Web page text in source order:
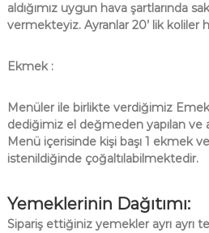
aldığımız uygun hava şartlarında
vermekteyiz. Ayranlar 20’ lik koliler
Ekmek :
Menüler ile birlikte verdiğimiz
dediğimiz el değmeden yapılan ve
Menü içerisinde kişi başı 1 ekmek
istenildiğinde çoğaltılabilmektedir.
Yemeklerinin Dağıtımı:
Sipariş ettiğiniz yemekler ayrı ayrı